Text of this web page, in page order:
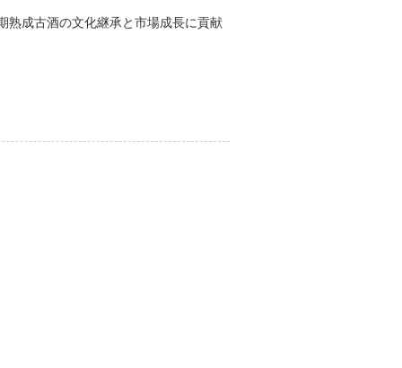
熟成古酒の文化継承と市場成長に貢献